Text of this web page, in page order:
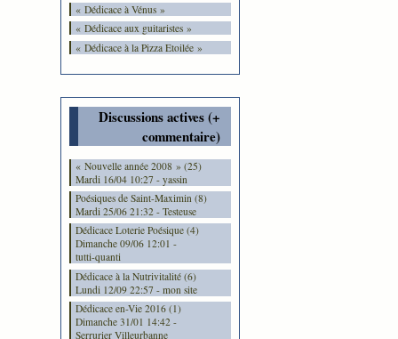
« Dédicace à Vénus »
« Dédicace aux guitaristes »
« Dédicace à la Pizza Etoilée »
Discussions actives (+
commentaire)
« Nouvelle année 2008 » (25)
Mardi 16/04 10:27 - yassin
Poésiques de Saint-Maximin (8)
Mardi 25/06 21:32 - Testeuse
Dédicace Loterie Poésique (4)
Dimanche 09/06 12:01 -
tutti-quanti
Dédicace à la Nutrivitalité (6)
Lundi 12/09 22:57 - mon site
Dédicace en-Vie 2016 (1)
Dimanche 31/01 14:42 -
Serrurier Villeurbanne